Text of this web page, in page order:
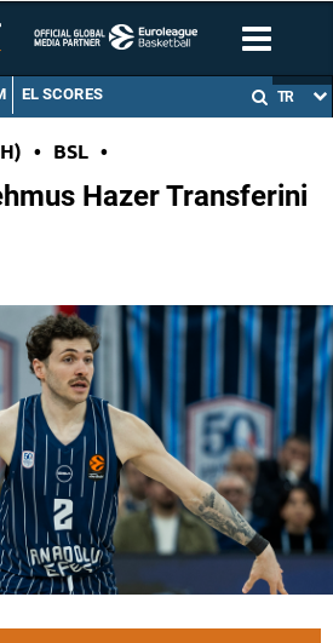
EL SCORES TR
• BSL •
Hazer Transferini